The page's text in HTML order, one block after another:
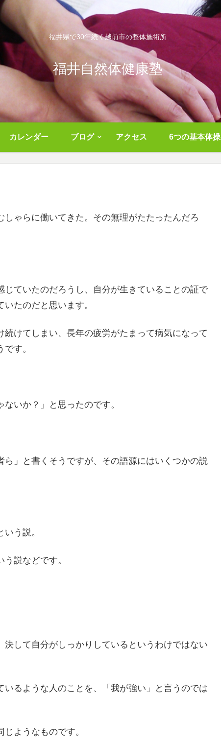
福井県で30年続く越前市の整体施術所
福井自然体健康塾
カレンダー ブログ アクセス 6つの基本体操
ゃらに働いてきた。その無理がたたったんだろ
ていたのだろうし、自分が生きていることの証で
たのだと思います。
けてしまい、長年の疲労がたまって病気になって
す。
いか？」と思ったのです。
」と書くそうですが、その語源にはいくつかの説
う説。
説などです。
して自分がしっかりしているというわけではない
るような人のことを、「我が強い」と言うのでは
ようなものです。